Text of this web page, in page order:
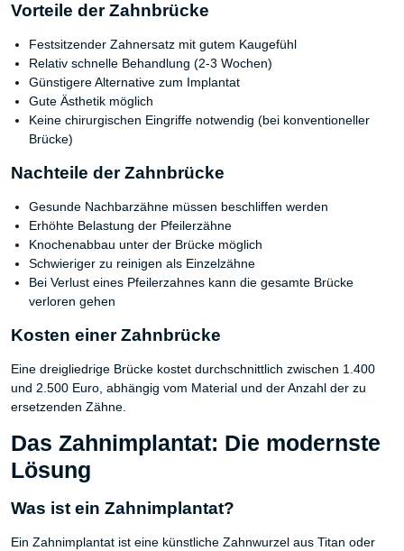
Vorteile der Zahnbrücke
Festsitzender Zahnersatz mit gutem Kaugefühl
Relativ schnelle Behandlung (2-3 Wochen)
Günstigere Alternative zum Implantat
Gute Ästhetik möglich
Keine chirurgischen Eingriffe notwendig (bei konventioneller
Brücke)
Nachteile der Zahnbrücke
Gesunde Nachbarzähne müssen beschliffen werden
Erhöhte Belastung der Pfeilerzähne
Knochenabbau unter der Brücke möglich
Schwieriger zu reinigen als Einzelzähne
Bei Verlust eines Pfeilerzahnes kann die gesamte Brücke
verloren gehen
Kosten einer Zahnbrücke
Eine dreigliedrige Brücke kostet durchschnittlich zwischen 1.400
und 2.500 Euro, abhängig vom Material und der Anzahl der zu
ersetzenden Zähne.
Das Zahnimplantat: Die modernste
Lösung
Was ist ein Zahnimplantat?
Ein Zahnimplantat ist eine künstliche Zahnwurzel aus Titan oder